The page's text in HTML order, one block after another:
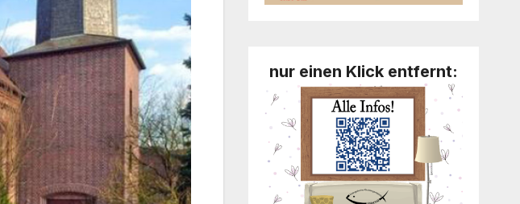
nur einen Klick entfernt: